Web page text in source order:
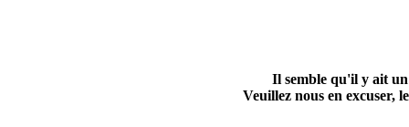
Il semble qu'il y ait
Veuillez nous en excuser,